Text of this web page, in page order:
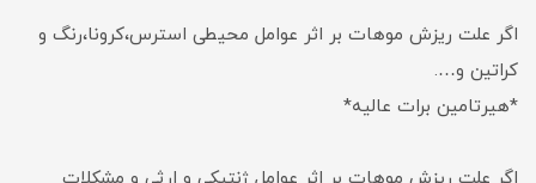
اگر علت ریزش موهات بر اثر عوامل محیطی استرس،کرونا،رنگ و
کراتین و….
*هیرتامین برات عالیه*